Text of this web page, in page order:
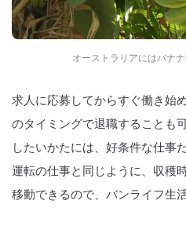
オーストラリアにはバナ
求人に応募してからすぐ働き始
のタイミングで退職することも
したいかたには、好条件な仕事
運転の仕事と同じように、収穫
移動できるので、バンライフ生